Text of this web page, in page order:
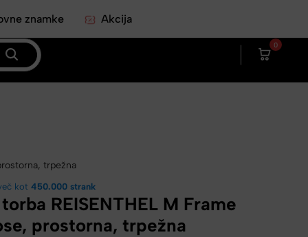
0
znamke Akcija
trpežna
kot450.000 strank
REISENTHEL M Frame
prostorna, trpežna